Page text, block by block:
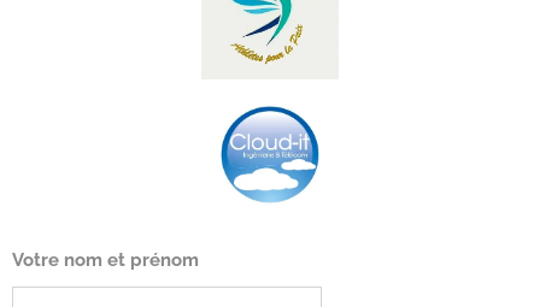
Votre nom et prénom